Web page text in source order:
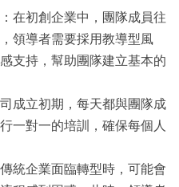
在初創企業中，團隊成員往
領導者需要採用教導型風
支持，幫助團隊建立基本的
成立初期，每天都與團隊成
一對一的培訓，確保每個人
統企業面臨轉型時，可能會